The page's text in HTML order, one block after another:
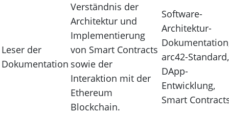
Leser der
Dokumentation
Verständnis der
Architektur und
Implementierung
von Smart Contracts
sowie der
Interaktion mit der
Ethereum
Blockchain.
Software-
Architektur-
arc42-Standard,
DApp-
Entwicklung,
Smart